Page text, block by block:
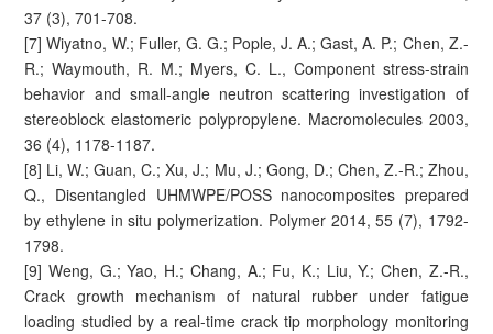
37 (3), 701-708.
[7] Wiyatno, W.; Fuller, G. G.; Pople, J. A.; Gast, A. P.; Chen, Z.-
R.; Waymouth, R. M.; Myers, C. L., Component stress-strain
behavior and small-angle neutron scattering investigation of
stereoblock elastomeric polypropylene. Macromolecules 2003,
36 (4), 1178-1187.
[8] Li, W.; Guan, C.; Xu, J.; Mu, J.; Gong, D.; Chen, Z.-R.; Zhou,
Q., Disentangled UHMWPE/POSS nanocomposites prepared
by ethylene in situ polymerization. Polymer 2014, 55 (7), 1792-
1798.
[9] Weng, G.; Yao, H.; Chang, A.; Fu, K.; Liu, Y.; Chen, Z.-R.,
Crack growth mechanism of natural rubber under fatigue
loading studied by a real-time crack tip morphology monitoring